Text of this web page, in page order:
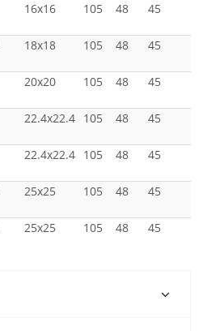
16x16 105 48 45
18x18 105 48 45
20x20 105 48 45
22.4x22.4 105 48 45
22.4x22.4 105 48 45
25x25 105 48 45
25x25 105 48 45